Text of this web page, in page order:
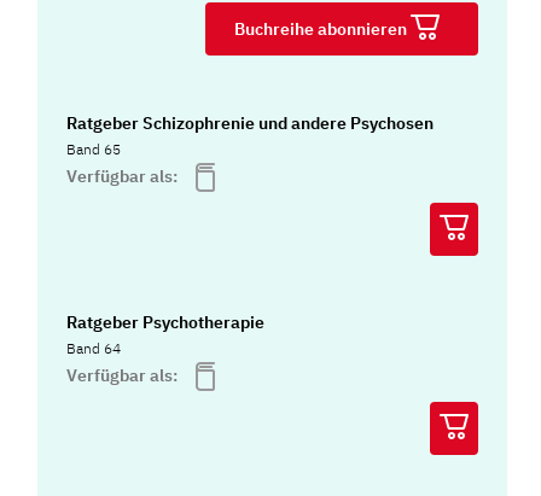
Buchreihe abonnieren
Ratgeber Schizophrenie und andere Psychosen
Band 65
Verfügbar als:
Ratgeber Psychotherapie
Band 64
Verfügbar als: